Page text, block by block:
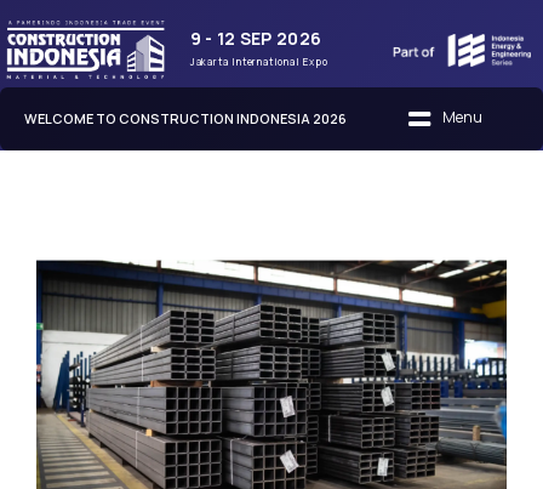
9 - 12 SEP 2026
Jakarta International Expo
WELCOME TO CONSTRUCTION INDONESIA 2026